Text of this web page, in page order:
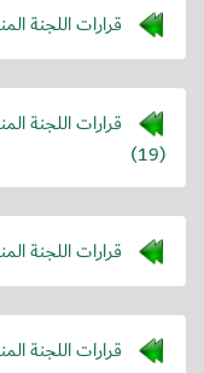
قرارات اللجنة
قرارات اللجنة
(19)
قرارات اللجنة
قرارات اللجنة